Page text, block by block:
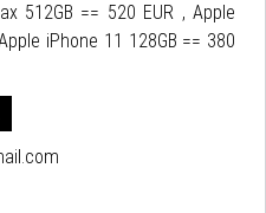
512GB == 520 EUR , Apple
iPhone 11 128GB == 380